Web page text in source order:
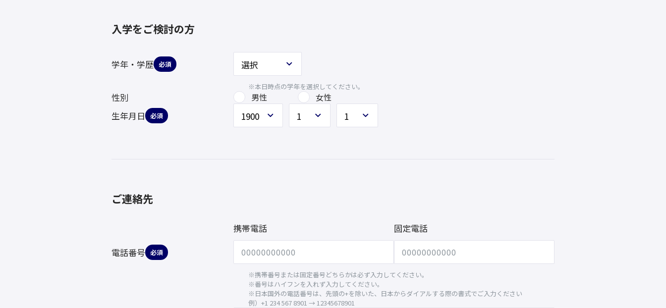
入学をご検討の方
学年・学歴 必須
※本日時点の学年を選択してください。
性別 男性 女性
生年月日 必須
ご連絡先
電話番号 必須
携帯電話 固定電話
※携帯番号または固定番号どちらかは必ず入力してください。
※番号はハイフンを入れず入力してください。
※日本国外の電話番号は、先頭の+を除いた、日本からダイアルする際の書式でご入力ください
例）+1 234 567 8901 → 12345678901